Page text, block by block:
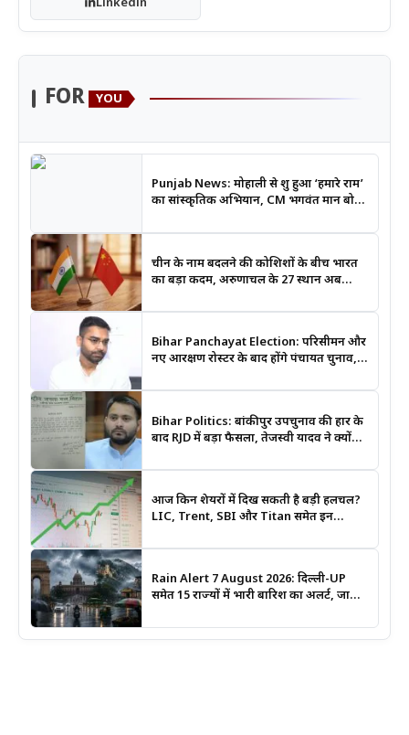
Linkedin
FOR YOU
Punjab News: मोहाली से शुरू हुआ ‘हमारे राम’
का सांस्कृतिक अभियान, CM भगवंत मान बोले-
चीन के नाम बदलने की कोशिशों के बीच भारत
का बड़ा कदम, अरुणाचल के 27 स्थान अब
Bihar Panchayat Election: परिसीमन और
नए आरक्षण रोस्टर के बाद होंगे पंचायत चुनाव,
Bihar Politics: बांकीपुर उपचुनाव की हार के
बाद RJD में बड़ा फैसला, तेजस्वी यादव ने क्यों
आज किन शेयरों में दिख सकती है बड़ी हलचल?
LIC, Trent, SBI और Titan समेत इन
Rain Alert 7 August 2026: दिल्ली-UP
समेत 15 राज्यों में भारी बारिश का अलर्ट, जानिए